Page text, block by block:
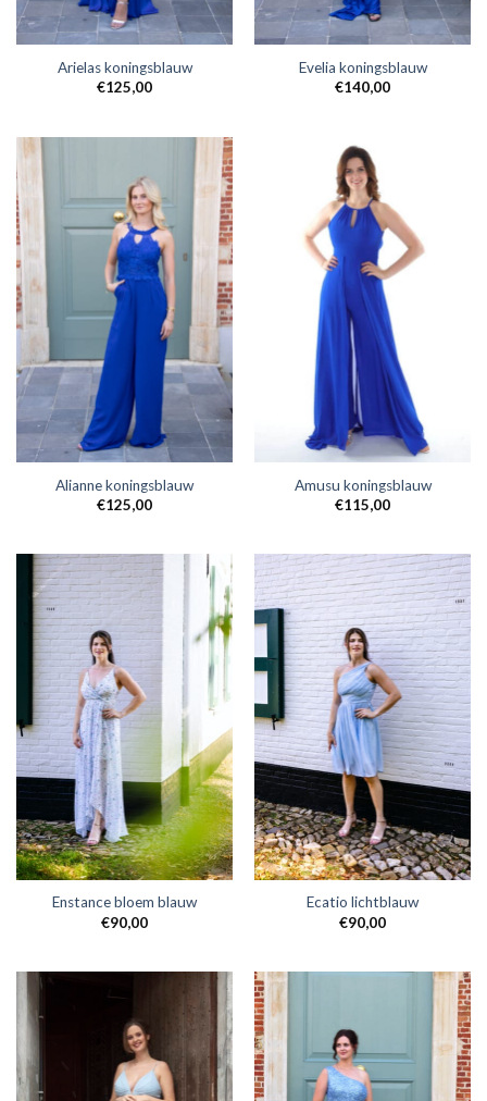
Arielas koningsblauw
€125,00
Evelia koningsblauw
€140,00
Alianne koningsblauw
€125,00
Amusu koningsblauw
€115,00
Enstance bloem blauw
€90,00
Ecatio lichtblauw
€90,00